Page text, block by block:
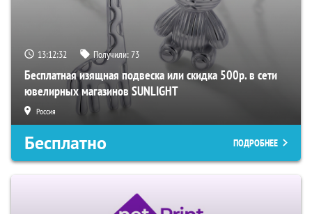
13:12:32 Получили:73
Бесплатная изящная подвеска или скидка 500р. в сети
ювелирных магазинов SUNLIGHT
Россия
Бесплатно ПОДРОБНЕЕ